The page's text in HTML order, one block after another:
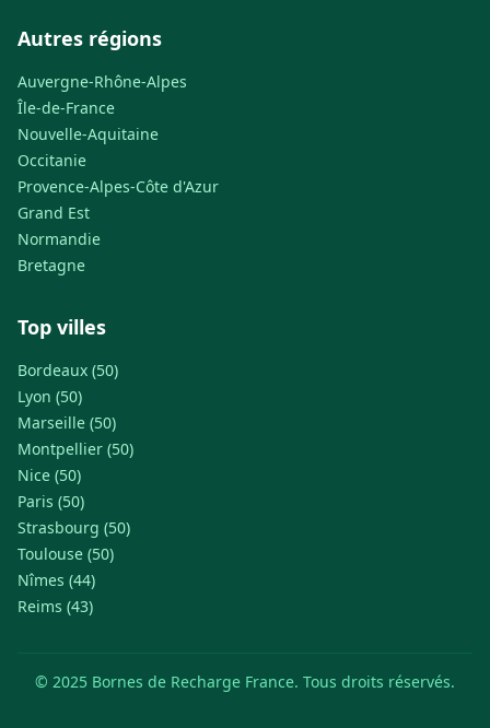
Autres régions
Auvergne-Rhône-Alpes
Île-de-France
Nouvelle-Aquitaine
Occitanie
Provence-Alpes-Côte d'Azur
Grand Est
Normandie
Bretagne
Top villes
Bordeaux (50)
Lyon (50)
Marseille (50)
Montpellier (50)
Nice (50)
Paris (50)
Strasbourg (50)
Toulouse (50)
Nîmes (44)
Reims (43)
© 2025 Bornes de Recharge France. Tous droits réservés.